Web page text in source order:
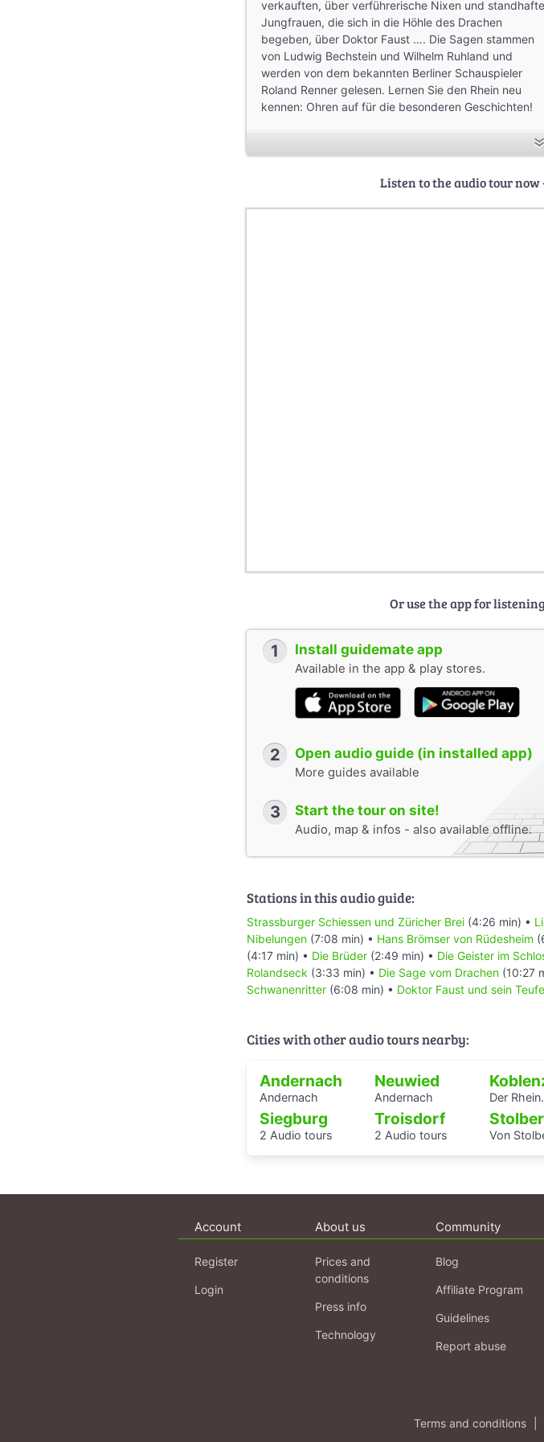
verkauften, über verführerische Nixen und standhafte
Jungfrauen, die sich in die Höhle des Drachen
begeben, über Doktor Faust …. Die Sagen stammen
von Ludwig Bechstein und Wilhelm Ruhland und
werden von dem bekannten Berliner Schauspieler
Roland Renner gelesen. Lernen Sie den Rhein neu
kennen: Ohren auf für die besonderen Geschichten!
Spielzeit: ca. 65 Minuten
Listen to the audio tour
Or use the app for
1 Install guidemate app
Available in the app & play stores.
2 Open audio guide (in installed app)
More guides available
3 Start the tour on site!
Audio, map & infos - also available offline.
Stations in this audio guide:
Strassburger Schiessen und Züricher Brei (4:26 min) •
Nibelungen (7:08 min) • Hans Brömser von Rüdesheim
(4:17 min) • Die Brüder (2:49 min) • Die Geister im
Rolandseck (3:33 min) • Die Sage vom Drachen (10:27
Schwanenritter (6:08 min) • Doktor Faust und sein
Cities with other audio tours nearby:
Andernach
Andernach
Neuwied
Andernach Der Rhein. Eine akustische Reise
Siegburg
2 Audio tours
Troisdorf
2 Audio tours Von Stolberg
Account
Register
Login
About us
Prices and
conditions
Press info
Technology
Community
Blog
Affiliate Program
Guidelines
Report abuse
Terms and conditions